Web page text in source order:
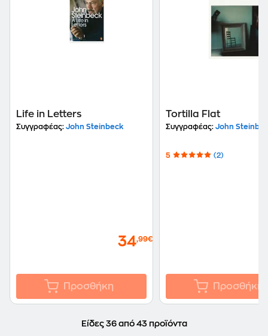
Life in Letters
Συγγραφέας: John Steinbeck
34,99€
Προσθήκη
Tortilla Flat
Συγγραφέας: John
5 (2)
Προσθήκη
Είδες 36 από 43 προϊόντα